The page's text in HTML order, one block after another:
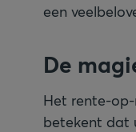
een
De
Het rente-
betekent dat